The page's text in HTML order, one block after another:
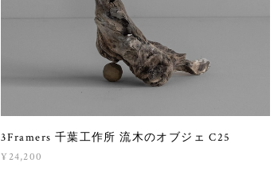
3Framers 千葉工作所 流木のオブジェ C25
¥24,200